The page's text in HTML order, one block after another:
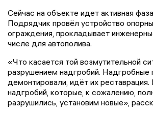
Сейчас на объекте идет активная
Подрядчик провёл устройство
ограждения, прокладывает
числе для автополива.
«Что касается той возмутительной
разрушением надгробий. Надгробные
демонтировали, идёт их
надгробий, которые, к сожалению,
разрушились, установим новые»,